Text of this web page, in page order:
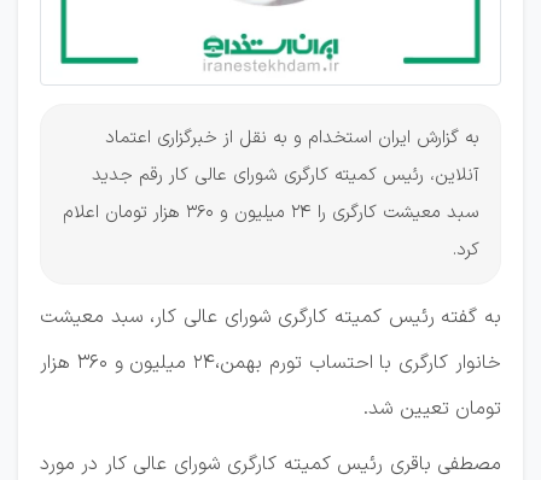
به گزارش ایران استخدام و به نقل از خبرگزاری اعتماد
آنلاین، رئیس کمیته کارگری شورای عالی کار رقم جدید
سبد معیشت کارگری را ۲۴ میلیون و ۳۶۰ هزار تومان اعلام
کرد.
به گفته رئیس کمیته کارگری شورای عالی کار، سبد معیشت
خانوار کارگری با احتساب تورم بهمن،۲۴ میلیون و ۳۶۰ هزار
تومان تعیین شد.
مصطفی باقری رئیس کمیته کارگری شورای عالی کار در مورد